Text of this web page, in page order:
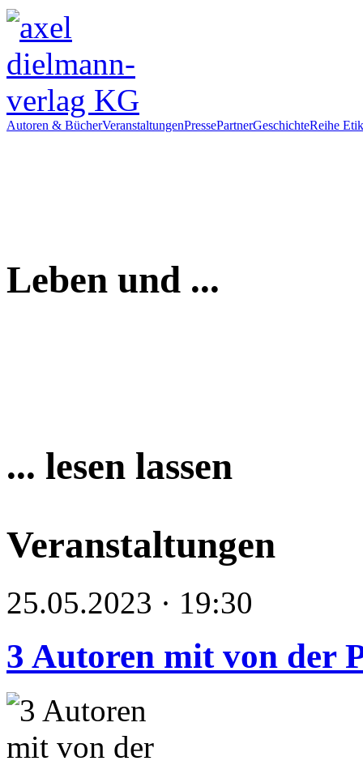
Autoren & BücherVeranstaltungenPressePartnerGeschichteReihe
Leben und ...
... lesen lassen
Veranstaltungen
25.05.2023 · 19:30
3 Autoren mit von der